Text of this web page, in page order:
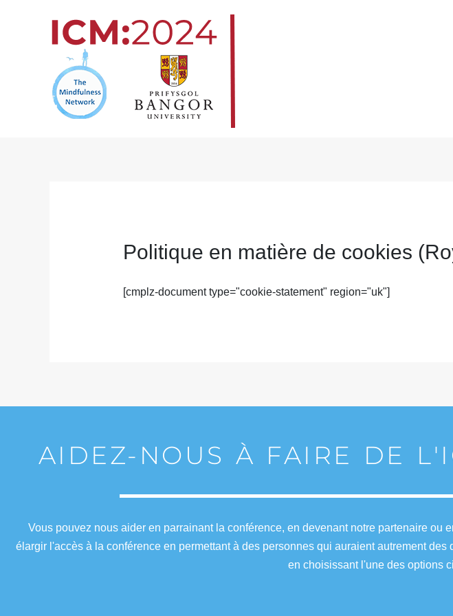
Politique en matière de cookies
[cmplz-document type="cookie-statement" region="uk"]
AIDEZ-NOUS À FAIRE DE
Vous pouvez nous aider en parrainant la conférence, en devenant notre partenaire ou
élargir l'accès à la conférence en permettant à des personnes qui auraient autrement
en choisissant l'une des options